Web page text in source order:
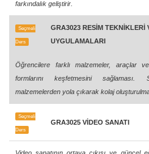
farkındalık geliştirir.
Seçmeli
Ders
GRA3023 RESİM TEKNİKLERİ
UYGULAMALARI
Öğrencilere farklı malzemeler, araçlar
formlarını keşfetmesini sağlaması.
malzemelerden yola çıkarak kolaj
Seçmeli
Ders
GRA3025 VİDEO SANATI